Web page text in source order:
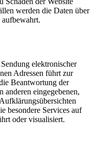
werden die Daten über
elektronischer
Adressen führt zur
Beantwortung der
anderen eingegebenen,
besondere Services auf
oder visualisiert.